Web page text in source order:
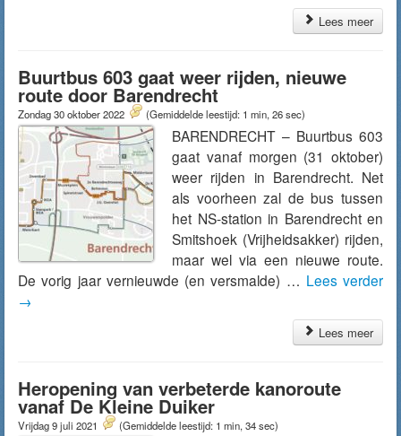
Lees meer
Buurtbus 603 gaat weer rijden, nieuwe
route door Barendrecht
Zondag 30 oktober 2022 (Gemiddelde leestijd: 1 min, 26 sec)
BARENDRECHT – Buurtbus 603
gaat vanaf morgen (31 oktober)
weer rijden in Barendrecht. Net
als voorheen zal de bus tussen
het NS-station in Barendrecht en
Smitshoek (Vrijheidsakker) rijden,
maar wel via een nieuwe route.
De vorig jaar vernieuwde (en versmalde) … Lees verder
→
Lees meer
Heropening van verbeterde kanoroute
vanaf De Kleine Duiker
Vrijdag 9 juli 2021 (Gemiddelde leestijd: 1 min, 34 sec)